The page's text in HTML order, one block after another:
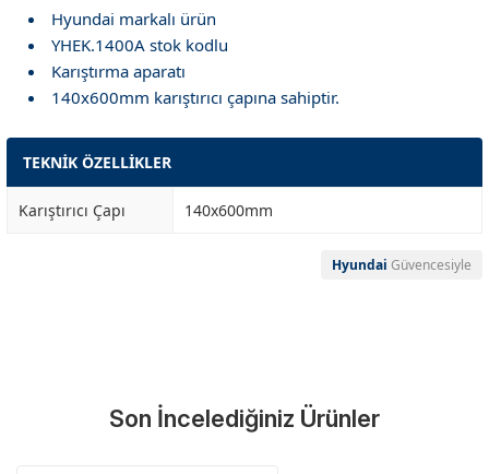
Hyundai markalı ürün
YHEK.1400A stok kodlu
Karıştırma aparatı
140x600mm karıştırıcı çapına sahiptir.
TEKNİK ÖZELLİKLER
Karıştırıcı Çapı 140x600mm
Hyundai Güvencesiyle
Tüm ürünlerimiz üretici firma garantisi altındadır. Size en yakın
Yorum Yaz
Son İncelediğiniz Ürünler